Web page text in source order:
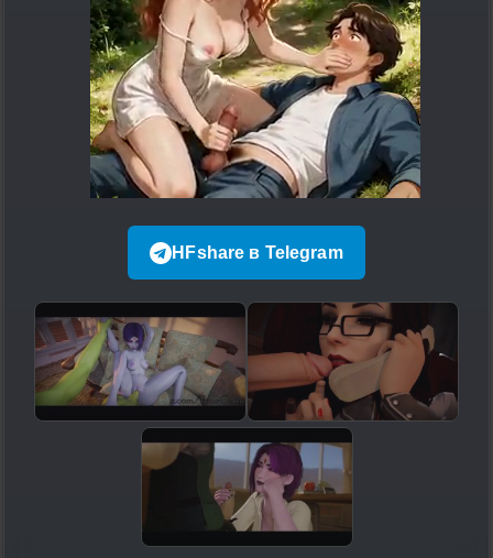
HFshare в Telegram